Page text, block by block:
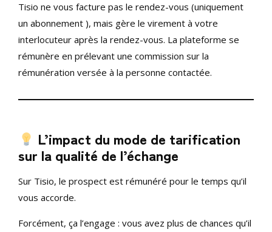
Tisio ne vous facture pas le rendez-vous (uniquement
un abonnement ), mais gère le virement à votre
interlocuteur après la rendez-vous. La plateforme se
rémunère en prélevant une commission sur la
rémunération versée à la personne contactée.
L’impact du mode de tarification
sur la qualité de l’échange
Sur Tisio, le prospect est rémunéré pour le temps qu’il
vous accorde.
Forcément, ça l’engage : vous avez plus de chances qu’il